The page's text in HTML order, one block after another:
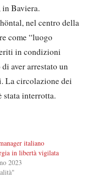
Baviera.
nel centro della
come “luogo
in condizioni
aver arrestato un
La circolazione dei
stata interrotta.
italiano
in libertà vigilata
2023